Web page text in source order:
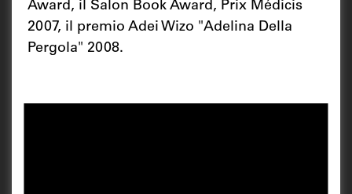
Award, il Salon Book Award, Prix Médicis
2007, il premio Adei Wizo "Adelina Della
Pergola" 2008.